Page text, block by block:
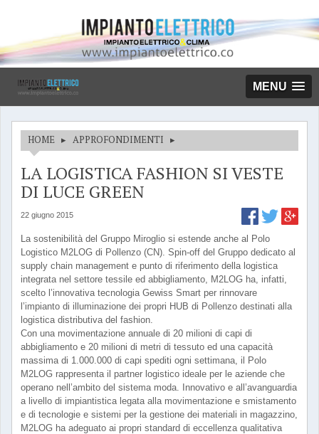
MENU
HOME ▸ APPROFONDIMENTI ▸
LA LOGISTICA FASHION SI VESTE
DI LUCE GREEN
22 giugno 2015
La sostenibilità del Gruppo Miroglio si estende anche al Polo
Logistico M2LOG di Pollenzo (CN). Spin-off del Gruppo dedicato al
supply chain management e punto di riferimento della logistica
integrata nel settore tessile ed abbigliamento, M2LOG ha, infatti,
scelto l’innovativa tecnologia Gewiss Smart per rinnovare
l’impianto di illuminazione dei propri HUB di Pollenzo destinati alla
logistica distributiva del fashion.
Con una movimentazione annuale di 20 milioni di capi di
abbigliamento e 20 milioni di metri di tessuto ed una capacità
massima di 1.000.000 di capi spediti ogni settimana, il Polo
M2LOG rappresenta il partner logistico ideale per le aziende che
operano nell’ambito del sistema moda. Innovativo e all’avanguardia
a livello di impiantistica legata alla movimentazione e smistamento
e di tecnologie e sistemi per la gestione dei materiali in magazzino,
M2LOG ha adeguato ai propri standard di eccellenza qualitativa